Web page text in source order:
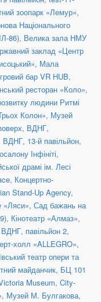
зоопарк «Лемур»,
Національного
86), Велика зала НМУ
заклад «Центр
, Мала
бар VR HUB,
ресторан «Коло»,
людини Ритмі
Колон», Музей
, ВДНГ,
ВДНГ, 13-й павільйон,
Інфініті,
драмі ім. Лесі
, Концертно-
Stand-Up Agency,
«Ляси», Сад бажань на
, Кінотеатр «Алмаз»,
ВДНГ, павільйон 2,
холл «ALLEGRO»,
театр опери та
майданчик, БЦ 101
Museum, City-
, Музей М. Булгакова,